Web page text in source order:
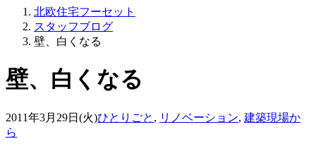
北欧住宅フーセット
スタッフブログ
壁、白くなる
壁、白くなる
2011年3月29日(火)ひとりごと , リノベーション, 建築現場か
ら